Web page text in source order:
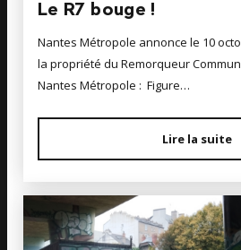
Le R7 bouge !
Nantes Métropole annonce le 10
la propriété du Remorqueur
Nantes Métropole : Figure…
Lire la suite